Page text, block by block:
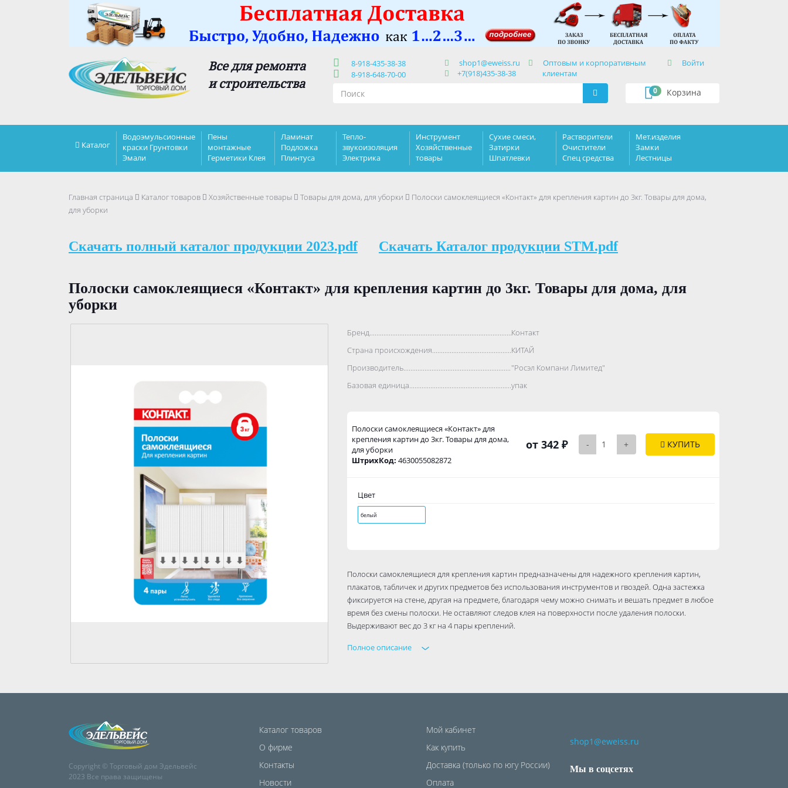
Все для ремонта
и строительства
8-918-435-38-38
8-918-648-70-00
shop1@eweiss.ru
+7(918)435-38-38
Оптовым и корпоративным
клиентам
Войти
Корзина
0
Каталог
Водоэмульсионные
краски Грунтовки
Эмали
Пены
монтажные
Герметики Клея
Ламинат
Подложка
Плинтуса
Тепло-
звукоизоляция
Электрика
Инструмент
Хозяйственные
товары
Сухие смеси,
Затирки
Шпатлевки
Растворители
Очистители
Спец средства
Мет.изделия
Замки
Лестницы
Главная страница Каталог товаров Хозяйственные товары Товары для дома, для уборки
Полоски самоклеящиеся «Контакт» для крепления картин до 3кг. Товары для дома,
для уборки
Скачать полный каталог продукции 2023.pdf Скачать Каталог продукции STM.pdf
Полоски самоклеящиеся «Контакт» для крепления картин до 3кг. Товары для дома, для
уборки
Бренд..................................................................................Контакт
Страна происхождения..................................................................................
КИТАЙ
Производитель.................................................................................."Росэл Компани Лимитед"
Базовая единица..................................................................................
упак
Полоски самоклеящиеся «Контакт» для
крепления картин до 3кг. Товары для дома,
для уборки
ШтрихКод: 4630055082872
от 342 ₽ - + КУПИТЬ
Цвет
белый
Полоски самоклеящиеся для крепления картин предназначены для надежного крепления картин,
плакатов, табличек и других предметов без использования инструментов и гвоздей. Одна застежка
фиксируется на стене, другая на предмете, благодаря чему можно снимать и вешать предмет в любое
время без смены полоски. Не оставляют следов клея на поверхности после удаления полоски.
Выдерживают вес до 3 кг на 4 пары креплений.
Идеальны для крепления на:
Внимание! Не рекомендуется использовать на бумажных и виниловых обоях, тефлоновых,
силиконовых, пенопластовых, пористых и фактурных основаниях. Использование на неровных и
шероховатых поверхностях, а также при температуре ниже +10 и выше +40 градусов существенно
снижает максимальную нагрузку на полоску.
Полное описание
Copyright © Торговый дом Эдельвейс
2023 Все права защищены
Каталог товаров
О фирме
Контакты
Новости
Мой кабинет
Как купить
Доставка (только по югу России)
Оплата
shop1@eweiss.ru
Мы в соцсетях